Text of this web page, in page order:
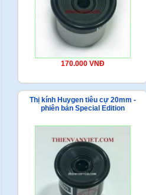
170.000 VNĐ
Thị kính Huygen tiêu cự 20mm -
phiên bản Special Edition